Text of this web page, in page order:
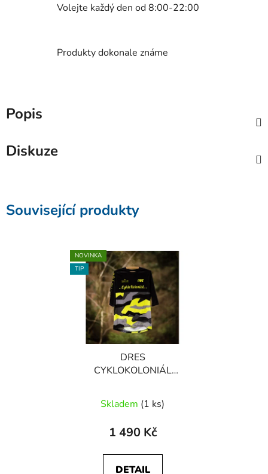
Volejte každý den od 8:00-22:00
Produkty dokonale známe
Popis
Diskuze
Související produkty
NOVINKA
TIP
DRES
CYKLOKOLONIÁL
Skladem (1 ks)
1 490 Kč
DETAIL